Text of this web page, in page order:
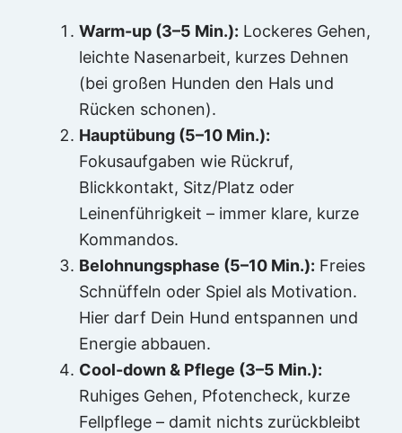
Warm-up (3–5 Min.): Lockeres Gehen,
leichte Nasenarbeit, kurzes Dehnen
(bei großen Hunden den Hals und
Rücken schonen).
Hauptübung (5–10 Min.):
Fokusaufgaben wie Rückruf,
Blickkontakt, Sitz/Platz oder
Leinenführigkeit – immer klare, kurze
Kommandos.
Belohnungsphase (5–10 Min.): Freies
Schnüffeln oder Spiel als Motivation.
Hier darf Dein Hund entspannen und
Energie abbauen.
Cool-down & Pflege (3–5 Min.):
Ruhiges Gehen, Pfotencheck, kurze
Fellpflege – damit nichts zurückbleibt